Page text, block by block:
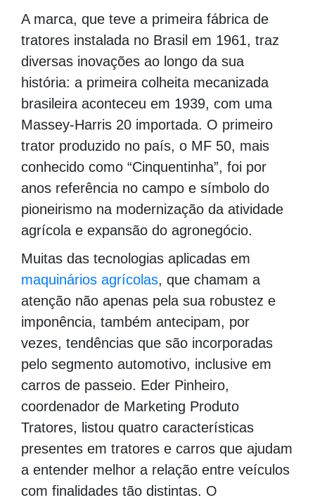
A marca, que teve a primeira fábrica de
tratores instalada no Brasil em 1961, traz
diversas inovações ao longo da sua
história: a primeira colheita mecanizada
brasileira aconteceu em 1939, com uma
Massey-Harris 20 importada. O primeiro
trator produzido no país, o MF 50, mais
conhecido como “Cinquentinha”, foi por
anos referência no campo e símbolo do
pioneirismo na modernização da atividade
agrícola e expansão do agronegócio.
Muitas das tecnologias aplicadas em
maquinários agrícolas, que chamam a
atenção não apenas pela sua robustez e
imponência, também antecipam, por
vezes, tendências que são incorporadas
pelo segmento automotivo, inclusive em
carros de passeio. Eder Pinheiro,
coordenador de Marketing Produto
Tratores, listou quatro características
presentes em tratores e carros que ajudam
a entender melhor a relação entre veículos
com finalidades tão distintas. O